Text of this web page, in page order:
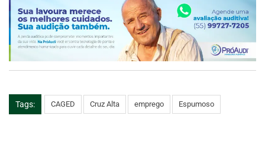
Tags: CAGED Cruz Alta emprego Espumoso